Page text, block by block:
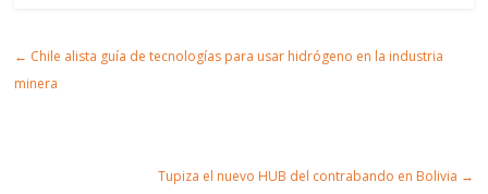
ulo
← Chile alista guía de tecnologías para usar hidrógeno en la industria
minera
Tupiza el nuevo HUB del contrabando en Bolivia →